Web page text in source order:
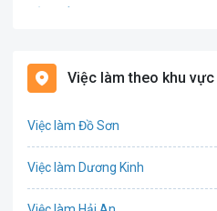
Biên phiên dịch
Việc làm theo khu vực
Việc làm Đồ Sơn
Việc làm Dương Kinh